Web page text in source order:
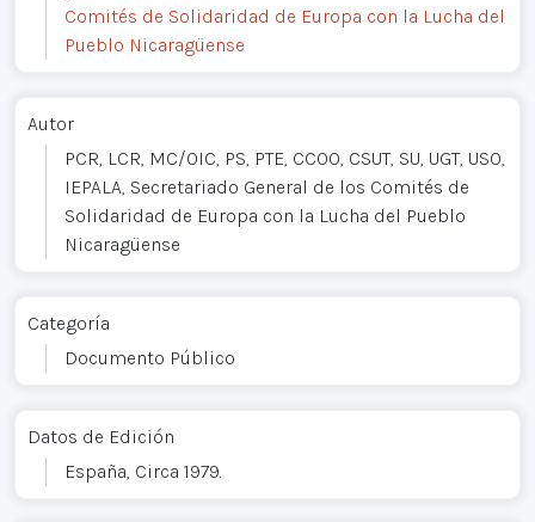
Comités de Solidaridad de Europa con la Lucha del
Pueblo Nicaragüense
Autor
PCR, LCR, MC/OIC, PS, PTE, CCOO, CSUT, SU, UGT, USO,
IEPALA, Secretariado General de los Comités de
Solidaridad de Europa con la Lucha del Pueblo
Nicaragüense
Categoría
Documento Público
Datos de Edición
España, Circa 1979.